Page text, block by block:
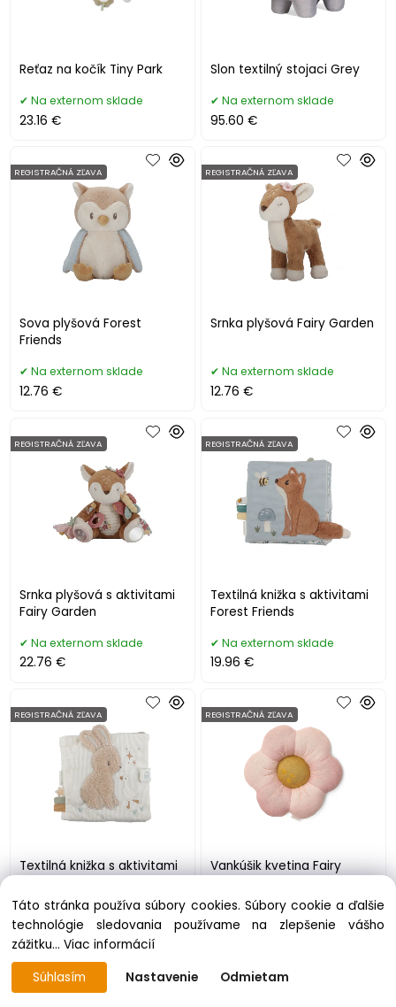
Reťaz na kočík Tiny Park
Na externom sklade
23.16 €
Slon textilný stojaci Grey
Na externom sklade
95.60 €
Sova plyšová Forest
Friends
REGISTRAČNÁ ZĽAVA
Na externom sklade
12.76 €
Srnka plyšová Fairy Garden
REGISTRAČNÁ ZĽAVA
Na externom sklade
12.76 €
Srnka plyšová s aktivitami
Fairy Garden
REGISTRAČNÁ ZĽAVA
Na externom sklade
22.76 €
Textilná knižka s aktivitami
Forest Friends
REGISTRAČNÁ ZĽAVA
Na externom sklade
19.96 €
Textilná knižka s aktivitami
REGISTRAČNÁ ZĽAVA
Na externom sklade
19.96 €
Vankúšik kvetina Fairy
REGISTRAČNÁ ZĽAVA
Na externom sklade
25.96 €
Táto stránka používa súbory cookies. Súbory cookie a ďalšie
technológie sledovania používame na zlepšenie vášho
zážitku... Viac informácií
Súhlasím
Nastavenie Odmietam